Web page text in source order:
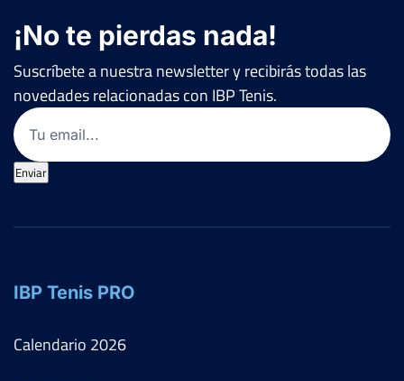
¡No te pierdas nada!
Suscríbete a nuestra newsletter y recibirás todas las
novedades relacionadas con IBP Tenis.
Email
Enviar
IBP Tenis PRO
Calendario 2026